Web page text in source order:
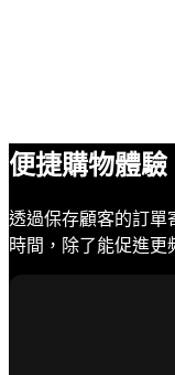
便捷購物體驗
透過保存顧客的訂單
時間，除了能促進更